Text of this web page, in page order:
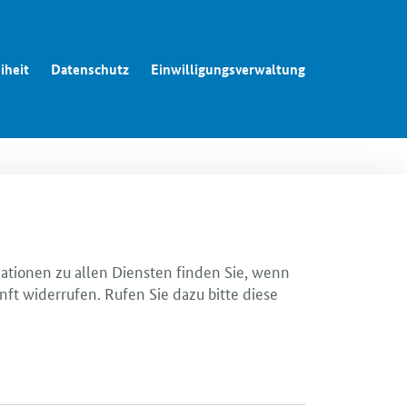
Datenschutz Einwilligungsverwaltung
zu allen Diensten finden Sie, wenn
widerrufen. Rufen Sie dazu bitte diese